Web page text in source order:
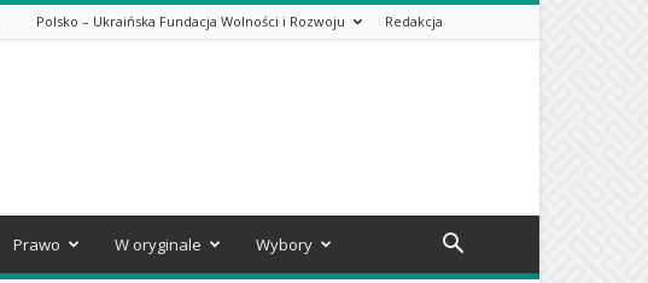
Polsko – Ukraińska Fundacja Wolności i Rozwoju Redakcja
Prawo W oryginale Wybory